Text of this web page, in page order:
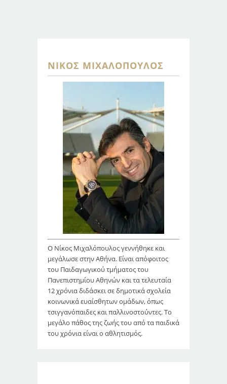
ΝΊΚΟΣ ΜΙΧΑΛΌΠΟΥΛΟΣ
Ο Νίκος Μιχαλόπουλος γεννήθηκε και
μεγάλωσε στην Αθήνα. Είναι απόφοιτος
του Παιδαγωγικού τμήματος του
Πανεπιστημίου Αθηνών και τα τελευταία
12 χρόνια διδάσκει σε δημοτικά σχολεία
κοινωνικά ευαίσθητων ομάδων, όπως
τσιγγανόπαιδες και παλλινοστούντες. Το
μεγάλο πάθος της ζωής του από τα παιδικά
του χρόνια είναι ο αθλητισμός.